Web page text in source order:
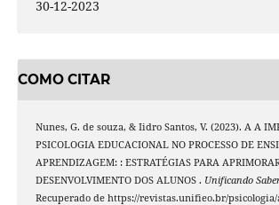
30-12-2023
COMO CITAR
Nunes, G. de souza, & Iidro Santos, V. (2023). A A
PSICOLOGIA EDUCACIONAL NO PROCESSO DE
APRENDIZAGEM: : ESTRATÉGIAS PARA
DESENVOLVIMENTO DOS ALUNOS . Unificando
Recuperado de https://revistas.unifieo.br/